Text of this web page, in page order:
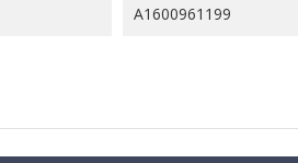
A1600961199